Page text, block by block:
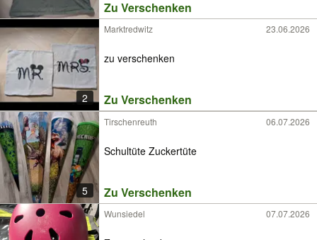
Zu Verschenken
2
Marktredwitz 23.06.2026
zu verschenken
Zu Verschenken
5
Tirschenreuth 06.07.2026
Schultüte Zuckertüte
Zu Verschenken
Wunsiedel 07.07.2026